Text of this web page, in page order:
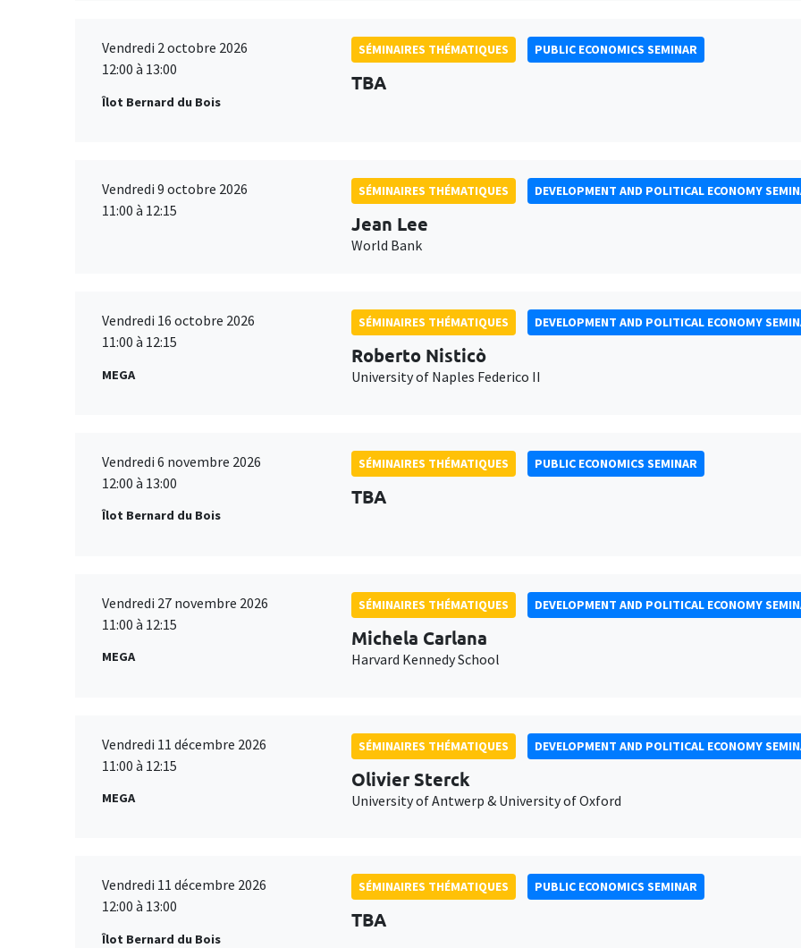
Vendredi 2 octobre 2026
12:00 à 13:00
Îlot Bernard du Bois
SÉMINAIRES THÉMATIQUES PUBLIC ECONOMICS SEMINAR
TBA
Vendredi 9 octobre 2026
11:00 à 12:15
SÉMINAIRES THÉMATIQUES DEVELOPMENT AND POLITICAL ECONOMY
Jean Lee
World Bank
Vendredi 16 octobre 2026
11:00 à 12:15
MEGA
SÉMINAIRES THÉMATIQUES DEVELOPMENT AND POLITICAL ECONOMY
Roberto Nisticò
University of Naples Federico II
Vendredi 6 novembre 2026
12:00 à 13:00
Îlot Bernard du Bois
SÉMINAIRES THÉMATIQUES PUBLIC ECONOMICS SEMINAR
TBA
Vendredi 27 novembre 2026
11:00 à 12:15
MEGA
SÉMINAIRES THÉMATIQUES DEVELOPMENT AND POLITICAL ECONOMY
Michela Carlana
Harvard Kennedy School
Vendredi 11 décembre 2026
11:00 à 12:15
MEGA
SÉMINAIRES THÉMATIQUES DEVELOPMENT AND POLITICAL ECONOMY
Olivier Sterck
University of Antwerp & University of Oxford
Vendredi 11 décembre 2026
12:00 à 13:00
Îlot Bernard du Bois
SÉMINAIRES THÉMATIQUES PUBLIC ECONOMICS SEMINAR
TBA